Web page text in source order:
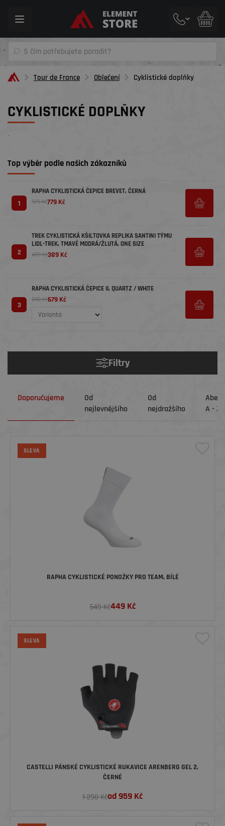
Toggle
Tour de France Oblečení Cyklistické doplňky
CYKLISTICKÉ DOPLŇKY
´
Top výběr podle našich zákazníků
1
RAPHA CYKLISTICKÁ ČEPICE BREVET, ČERNÁ
979 Kč779 Kč
2
TREK CYKLISTICKÁ KŠILTOVKA REPLIKA SANTINI TÝMU
LIDL-TREK, TMAVĚ MODRÁ/ŽLUTÁ, ONE SIZE
499 Kč389 Kč
3
RAPHA CYKLISTICKÁ ČEPICE II, QUARTZ / WHITE
849 Kč679 Kč
Filtry
Doporučujeme
Od
nejlevnějšího
Od
nejdražšího
A - Z
SLEVA
RAPHA CYKLISTICKÉ PONOŽKY PRO TEAM, BÍLÉ
549 Kč449Kč
SLEVA
CASTELLI PÁNSKÉ CYKLISTICKÉ RUKAVICE ARENBERG GEL 2,
ČERNÉ
1 290 Kčod959 Kč